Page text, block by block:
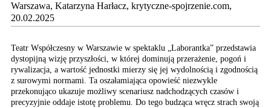
Warszawa, Katarzyna Harłacz, krytyczne-spojrzenie.com,
20.02.2025
Teatr Współczesny w Warszawie w spektaklu „Laborantka” przedstawia
dystopijną wizję przyszłości, w której dominują przerażenie, pogoń i
rywalizacja, a wartość jednostki mierzy się jej wydolnością i zgodnością
z surowymi normami. Ta oszałamiająca opowieść niezwykle
przekonująco ukazuje możliwy scenariusz nadchodzących czasów i
precyzyjnie oddaje istotę problemu. Do tego budząca wręcz strach swoją